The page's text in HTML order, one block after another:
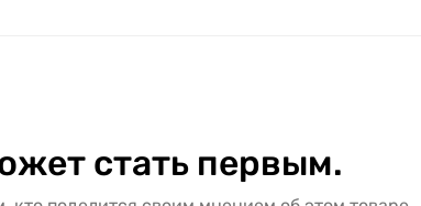
стать первым.